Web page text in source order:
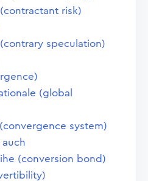
risk)
speculation)
(global
system)
auch
(conversion bond)